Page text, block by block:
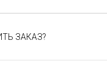
ЗАКАЗ?